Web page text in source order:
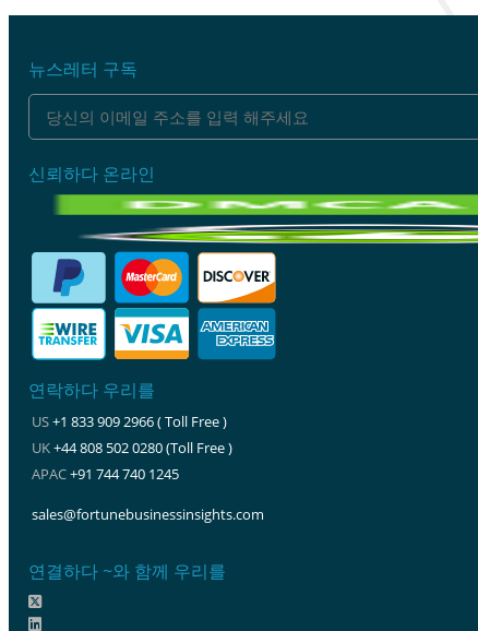
뉴스레터 구독
신뢰하다 온라인
연락하다 우리를
US+1 833 909 2966 ( Toll Free )
UK+44 808 502 0280 (Toll Free )
APAC+91 744 740 1245
sales@fortunebusinessinsights.com
연결하다 ~와 함께 우리를